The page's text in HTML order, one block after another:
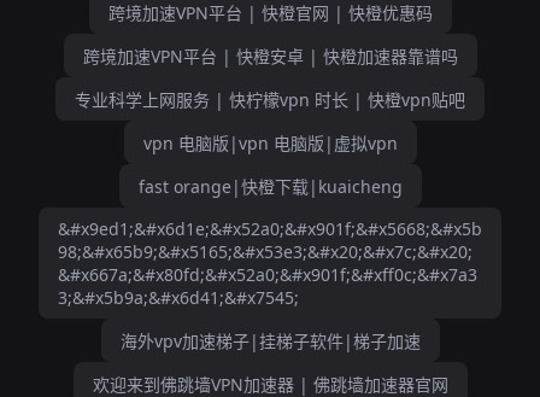
跨境加速VPN平台 | 快橙官网 | 快橙优惠码
跨境加速VPN平台 | 快橙安卓 | 快橙加速器靠谱吗
专业科学上网服务 | 快柠檬vpn 时长 | 快橙vpn贴吧
vpn 电脑版|vpn 电脑版|虚拟vpn
fast orange|快橙下载|kuaicheng
&#x9ed1;&#x6d1e;&#x52a0;&#x901f;&#x5668;&#x5b
98;&#x65b9;&#x5165;&#x53e3;&#x20;&#x7c;&#x20;
&#x667a;&#x80fd;&#x52a0;&#x901f;&#xff0c;&#x7a3
3;&#x5b9a;&#x6d41;&#x7545;
海外vpv加速梯子|挂梯子软件|梯子加速
欢迎来到佛跳墙VPN加速器 | 佛跳墙加速器官网